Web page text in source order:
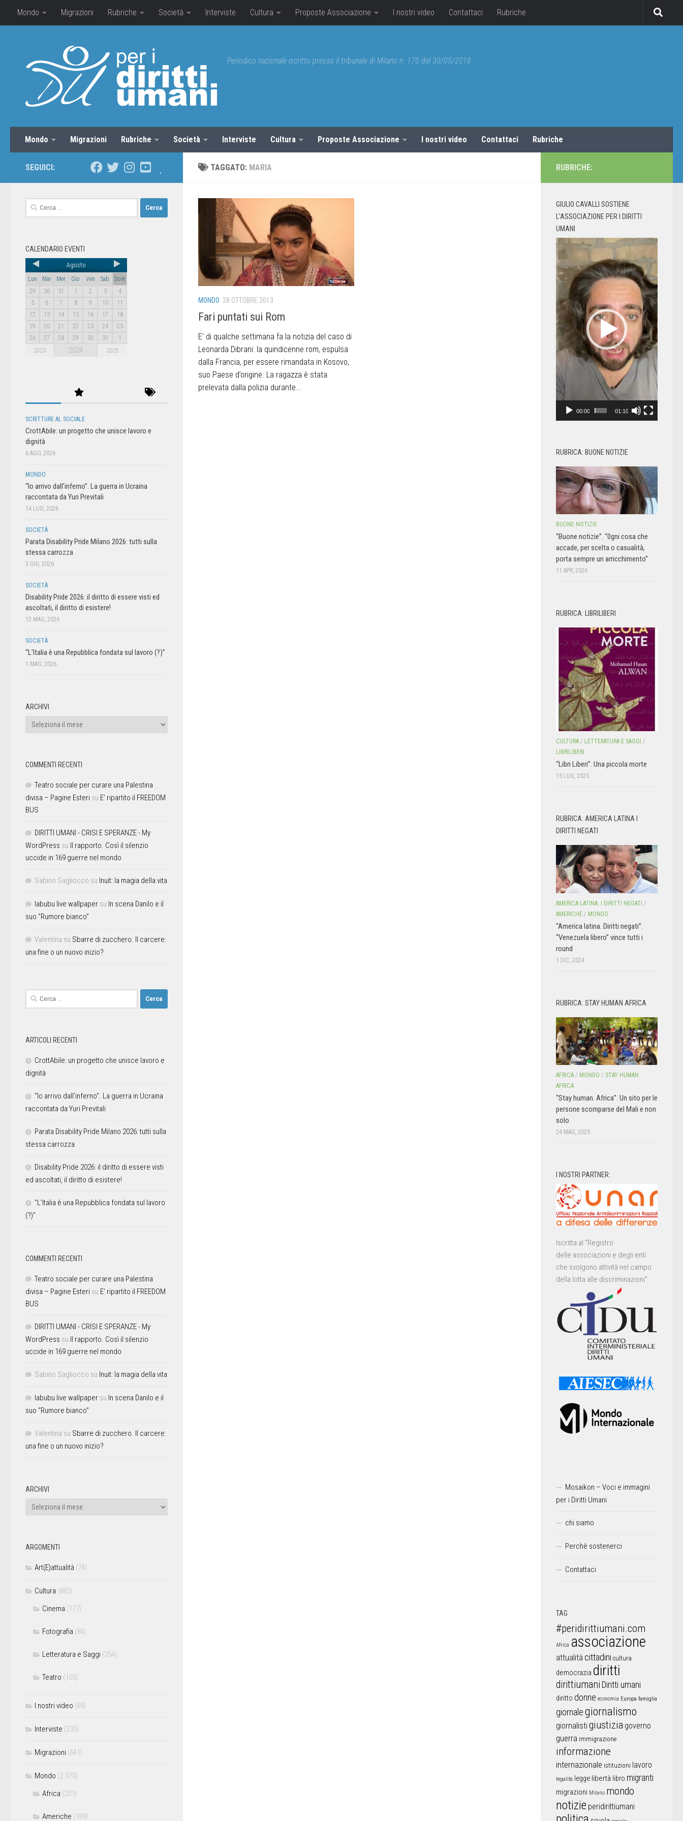
Mondo Migrazioni Rubriche Società Interviste Cultura Proposte Associazione I nostri video Contattaci Rubriche
Periodico nazionale iscritto presso il tribunale di Milano n. 170 del 30/05/2018
Mondo Migrazioni Rubriche Società Interviste Cultura Proposte Associazione I nostri video Contattaci Rubriche
TAGGATO: MARIA
MONDO 28 OTTOBRE 2013
Fari puntati sui Rom
E’ di qualche settimana fa la notizia del caso di
Leonarda Dibrani: la quindicenne rom, espulsa
dalla Francia, per essere rimandata in Kosovo,
suo Paese d’origine. La ragazza è stata
prelevata dalla polizia durante...
SEGUICI:
CALENDARIO EVENTI
Agosto
Lun Mar Mer Gio Ven Sab
Dom
29
30 31 1 2 3
4
5
6 7 8 9 10
11
12
13 14 15 16 17
18
19
20 21 22 23 24
25
26
27 28 29 30 31 1
2023 2024 2025
SCRITTURE AL SOCIALE
CrottAbile: un progetto che unisce lavoro e
dignità
6 AGO, 2026
MONDO
“Io arrivo dall’inferno”. La guerra in Ucraina
raccontata da Yuri Previtali
14 LUG, 2026
SOCIETÀ
Parata Disability Pride Milano 2026: tutti sulla
stessa carrozza
3 GIU, 2026
SOCIETÀ
Disability Pride 2026: il diritto di essere visti ed
ascoltati, il diritto di esistere!
12 MAG, 2026
SOCIETÀ
“L’Italia è una Repubblica fondata sul lavoro (?)”
1 MAG, 2026
ARCHIVI
COMMENTI RECENTI
Teatro sociale per curare una Palestina
divisa – Pagine Esteri su E’ ripartito il FREEDOM
BUS
DIRITTI UMANI - CRISI E SPERANZE - My
WordPress su Il rapporto. Così il silenzio
uccide in 169 guerre nel mondo
Sabino Sagliocco su Inuit: la magia della vita
labubu live wallpaper su In scena Danilo e il
suo “Rumore bianco”
Valentina su Sbarre di zucchero. Il carcere:
una fine o un nuovo inizio?
ARTICOLI RECENTI
CrottAbile: un progetto che unisce lavoro e
dignità
“Io arrivo dall’inferno”. La guerra in Ucraina
raccontata da Yuri Previtali
Parata Disability Pride Milano 2026: tutti sulla
stessa carrozza
Disability Pride 2026: il diritto di essere visti
ed ascoltati, il diritto di esistere!
“L’Italia è una Repubblica fondata sul lavoro
(?)”
COMMENTI RECENTI
Teatro sociale per curare una Palestina
divisa – Pagine Esteri su E’ ripartito il FREEDOM
BUS
DIRITTI UMANI - CRISI E SPERANZE - My
WordPress su Il rapporto. Così il silenzio
uccide in 169 guerre nel mondo
Sabino Sagliocco su Inuit: la magia della vita
labubu live wallpaper su In scena Danilo e il
suo “Rumore bianco”
Valentina su Sbarre di zucchero. Il carcere:
una fine o un nuovo inizio?
ARCHIVI
ARGOMENTI
Art(E)attualità (74)
Cultura (885)
Cinema (177)
Fotografia (84)
Letteratura e Saggi (254)
Teatro (105)
I nostri video (89)
Interviste (235)
Migrazioni (641)
Mondo (2.970)
Africa (201)
Americhe (189)
RUBRICHE:
GIULIO CAVALLI SOSTIENE
L’ASSOCIAZIONE PER I DIRITTI
UMANI
Video
Player
00:00 01:10
RUBRICA: BUONE NOTIZIE
BUONE NOTIZIE
“Buone notizie”. “0gni cosa che
accade, per scelta o casualità,
porta sempre un arricchimento”
11 APR, 2026
RUBRICA: LIBRILIBERI
CULTURA / LETTERATURA E SAGGI /
LIBRILIBERI
“Libri Liberi”. Una piccola morte
15 LUG, 2025
RUBRICA: AMERICA LATINA I
DIRITTI NEGATI
AMERICA LATINA: I DIRITTI NEGATI /
AMERICHE / MONDO
“America latina. Diritti negati”.
“Venezuela libero” vince tutti i
round
1 DIC, 2024
RUBRICA: STAY HUMAN AFRICA
AFRICA / MONDO / STAY HUMAN
AFRICA
“Stay human. Africa”. Un sito per le
persone scomparse del Mali e non
solo
24 MAG, 2025
I NOSTRI PARTNER:
Iscritta al “Registro
delle associazioni e degli enti
che svolgono attività nel campo
della lotta alle discriminazioni”
Mosaikon – Voci e immagini
per i Diritti Umani
chi siamo
Perchè sostenerci
Contattaci
TAG
#peridirittiumani.com
Africa associazione
attualità cittadini cultura
democrazia diritti
dirittiumani Diritti umani
diritto donne economia Europa famiglia
giornalegiornalismo
giornalistigiustizia governo
guerra immigrazione
informazione
internazionale istituzioni lavoro
legalità legge libertà libro migranti
migrazioni Milano mondo
notizie peridirittiumani